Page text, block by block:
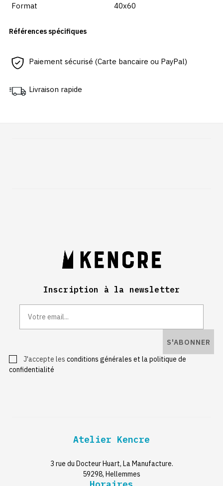
Format 40x60
Références spécifiques
Paiement sécurisé (Carte bancaire ou PayPal)
Livraison rapide
Inscription à la newsletter
S'ABONNER
J'accepte les conditions générales et la politique de
confidentialité
Atelier Kencre
3 rue du Docteur Huart, La Manufacture.
59298, Hellemmes